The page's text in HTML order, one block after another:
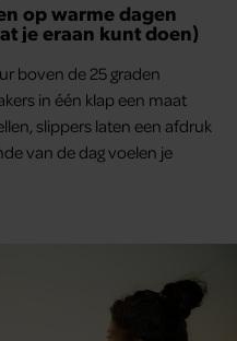
op warme dagen
je eraan kunt doen)
boven de 25 graden
in één klap een maat
slippers laten een afdruk
van de dag voelen je